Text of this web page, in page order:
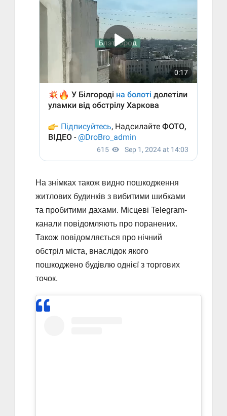
На знімках також видно пошкодження
житлових будинків з вибитими шибками
та пробитими дахами. Місцеві Telegram-
канали повідомляють про поранених.
Також повідомляється про нічний
обстріл міста, внаслідок якого
пошкоджено будівлю однієї з торгових
точок.